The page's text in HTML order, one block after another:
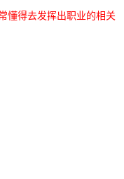
懂得去发挥出职业的相关